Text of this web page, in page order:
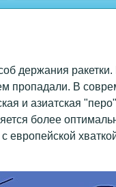
держания
пропадали. В
и азиатская
более
европейской